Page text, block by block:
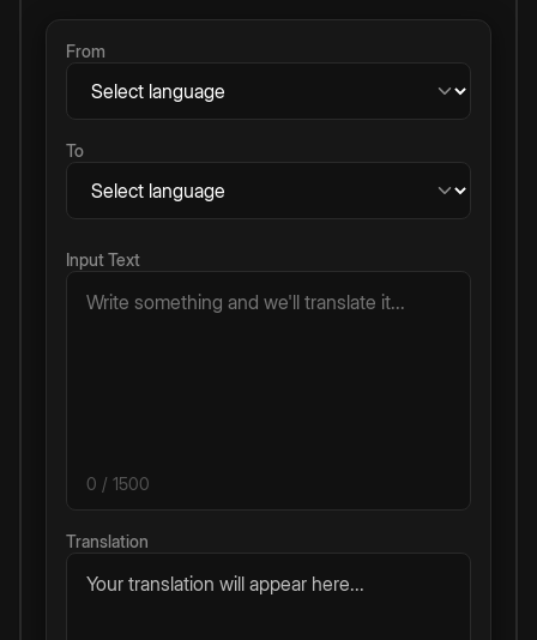
From
To
Input Text
0 / 1500
Translation
Your translation will appear here...